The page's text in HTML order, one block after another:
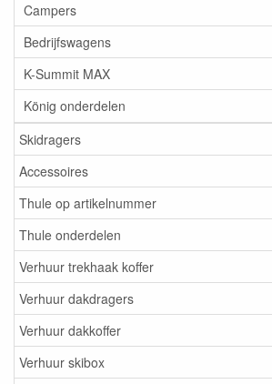
Campers
Bedrijfswagens
K-Summit MAX
König onderdelen
Skidragers
Accessoires
Thule op artikelnummer
Thule onderdelen
Verhuur trekhaak koffer
Verhuur dakdragers
Verhuur dakkoffer
Verhuur skibox